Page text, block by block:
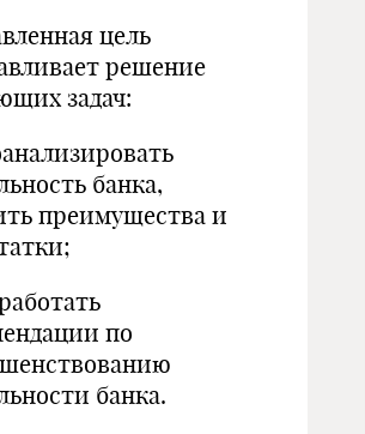
цель
решение
задач:
банка,
преимущества и
по
банка.